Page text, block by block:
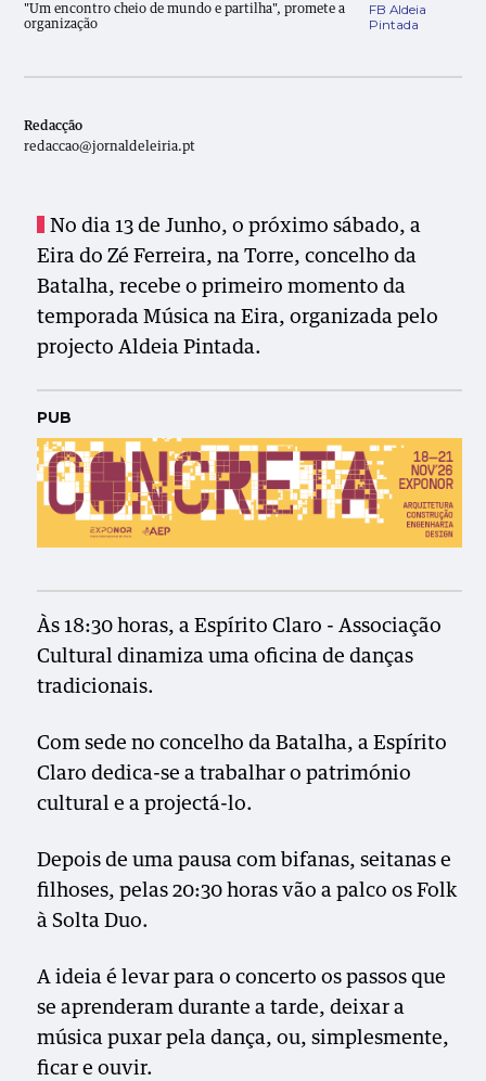
"Um encontro cheio de mundo e partilha", promete a
organização
FB Aldeia
Pintada
Redacção
redaccao@jornaldeleiria.pt
No dia 13 de Junho, o próximo sábado, a
Eira do Zé Ferreira, na Torre, concelho da
Batalha, recebe o primeiro momento da
temporada Música na Eira, organizada pelo
projecto Aldeia Pintada.
PUB
Às 18:30 horas, a Espírito Claro - Associação
Cultural dinamiza uma oficina de danças
tradicionais.
Com sede no concelho da Batalha, a Espírito
Claro dedica-se a trabalhar o património
cultural e a projectá-lo.
Depois de uma pausa com bifanas, seitanas e
filhoses, pelas 20:30 horas vão a palco os Folk
à Solta Duo.
A ideia é levar para o concerto os passos que
se aprenderam durante a tarde, deixar a
música puxar pela dança, ou, simplesmente,
ficar e ouvir.